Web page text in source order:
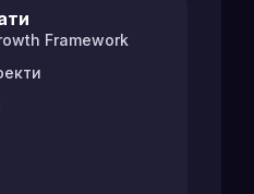
Framework